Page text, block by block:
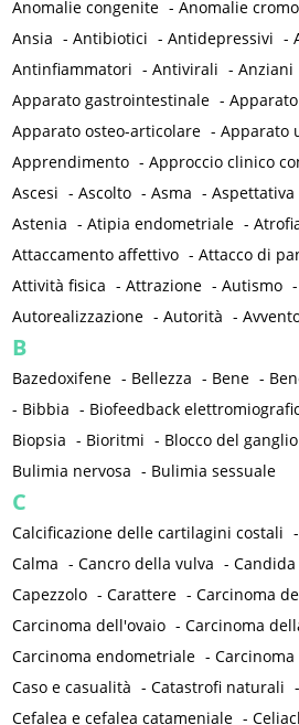
Anomalie congenite -Anomalie
Ansia -Antibiotici -Antidepressivi -
Antinfiammatori -Antivirali -Anziani
Apparato gastrointestinale -
Apparato osteo-articolare -Apparato
Apprendimento -Approccio clinico
Ascesi -Ascolto -Asma -
Astenia -Atipia endometriale -
Attaccamento affettivo -Attacco di
Attività fisica -Attrazione -Autismo
Autorealizzazione -Autorità -
B
Bazedoxifene - Bellezza - Bene -
- Bibbia - Biofeedback
Biopsia - Bioritmi - Blocco del
Bulimia nervosa - Bulimia sessuale
C
Calcificazione delle cartilagini costali
Calma -Cancro della vulva -
Capezzolo -Carattere -Carcinoma
Carcinoma dell'ovaio -Carcinoma
Carcinoma endometriale -
Caso e casualità -Catastrofi naturali
Cefalea e cefalea catameniale -